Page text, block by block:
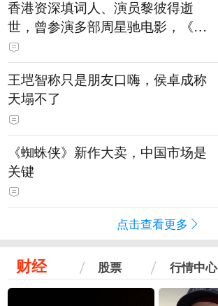
香港资深填词人、演员黎彼得逝
世，曾参演多部周星驰电影，《财
神到》由他填词
王垲智称只是朋友口嗨，侯卓成称
天塌不了
《蜘蛛侠》新作大卖，中国市场是
关键
点击查看更多
财经 股票 行情中心